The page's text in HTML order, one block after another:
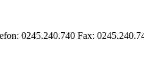
0245.240.740 Fax: